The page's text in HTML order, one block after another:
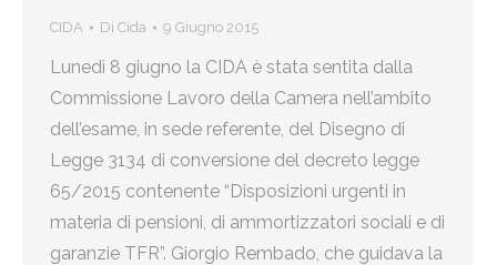
CIDA Di Cida 9 Giugno 2015
Lunedì 8 giugno la CIDA è stata sentita dalla
Commissione Lavoro della Camera nell’ambito
dell’esame, in sede referente, del Disegno di
Legge 3134 di conversione del decreto legge
65/2015 contenente “Disposizioni urgenti in
materia di pensioni, di ammortizzatori sociali e di
garanzie TFR”. Giorgio Rembado, che guidava la